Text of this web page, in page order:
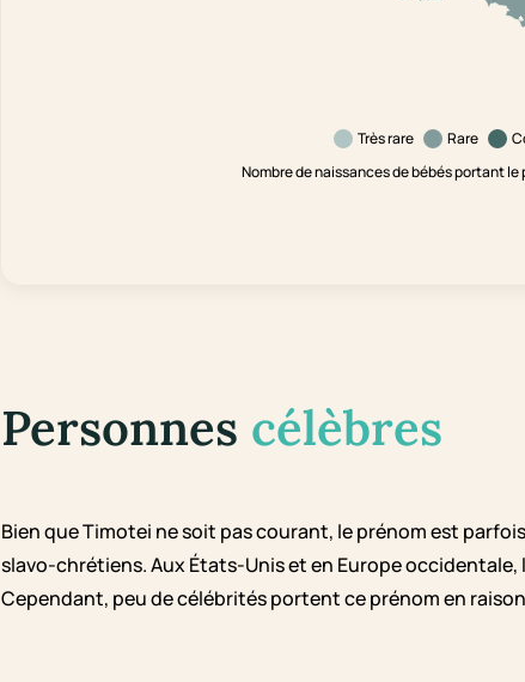
Très rare Rare
Nombre de naissances de bébés portant
Personnes célèbres
Bien que Timotei ne soit pas courant, le prénom est
slavo-chrétiens. Aux États-Unis et en Europe
Cependant, peu de célébrités portent ce prénom en